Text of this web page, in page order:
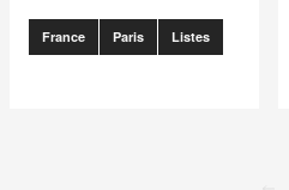
France Paris Listes